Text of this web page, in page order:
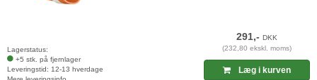
Lagerstatus:
+5 stk. på fjernlager
Leveringstid: 12-13 hverdage
291,-DKK
(232,80 ekskl. moms)
Læg i kurven